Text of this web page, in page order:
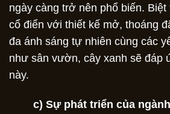
ngày càng trở nên phổ biến.
cổ điển với thiết kế mở, thoáng
đa ánh sáng tự nhiên cùng các
như sân vườn, cây xanh sẽ đáp
này.
c) Sự phát triển của